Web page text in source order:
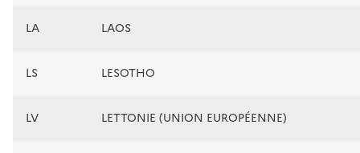
LA LAOS
LS LESOTHO
LV LETTONIE (UNION EUROPÉENNE)